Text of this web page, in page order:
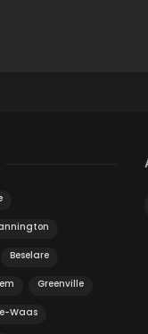
Beselare
Greenville
Waas